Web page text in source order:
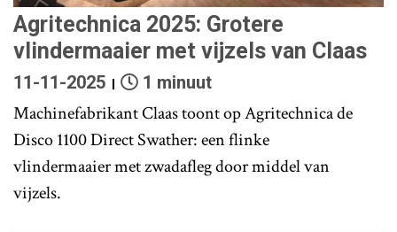
Agritechnica 2025: Grotere
vlindermaaier met vijzels van Claas
11-11-2025 1 minuut
Machinefabrikant Claas toont op Agritechnica de
Disco 1100 Direct Swather: een flinke
vlindermaaier met zwadafleg door middel van
vijzels.